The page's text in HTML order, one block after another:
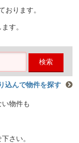
おります。
す。
検索
込んで物件を探す
物件も
さい。